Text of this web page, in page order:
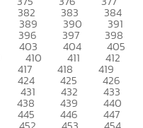
382 383 384
389 390 391
396 397 398
403 404 405
410 411 412
417 418 419
424 425 426
431 432 433
438 439 440
445 446 447